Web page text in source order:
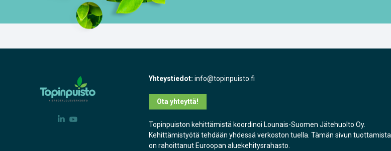
Yhteystiedot: info@topinpuisto.fi
Ota yhteyttä!
Topinpuiston kehittämistä koordinoi Lounais-Suomen Jätehuolto Oy.
Kehittämistyötä tehdään yhdessä verkoston tuella. Tämän sivun tuottamista
on rahoittanut Euroopan aluekehitysrahasto.